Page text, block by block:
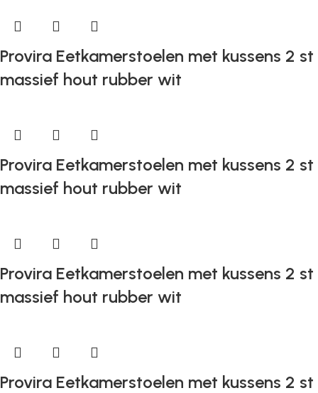
Provira Eetkamerstoelen met kussens 2 st
massief hout rubber wit
Provira Eetkamerstoelen met kussens 2 st
massief hout rubber wit
Provira Eetkamerstoelen met kussens 2 st
massief hout rubber wit
Provira Eetkamerstoelen met kussens 2 st